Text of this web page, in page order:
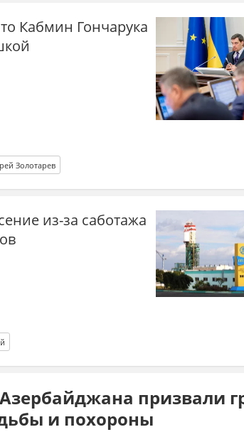
Кабмин Гончарука
Золотарев
из-за саботажа
призвали
и похороны